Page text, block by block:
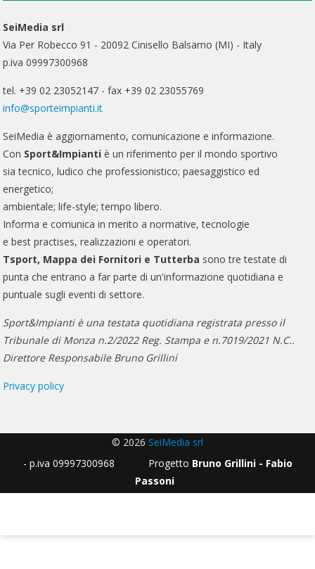
SeiMedia srl
Via Per Robecco 91 - 20092 Cinisello Balsamo (MI) - Italy
p.iva 09997300968
tel. +39 02 23052147 - fax +39 02 23055769
info@sporteimpianti.it
SeiMedia è aggiornamento, comunicazione e informazione.
Con Sport&Impianti è un riferimento per il mondo sportivo
sia tecnico, ludico che professionistico; paesaggistico ed
energetico;
ambientale; life-style; tempo libero.
Informa e comunica in merito a normative, tecnologie
e best practises, realizzazioni e operatori.
Tsport, Mappa dei Fornitori e Tutterba sono tre testate di
punta che entrano a far parte di un'informazione quotidiana e
puntuale sugli eventi di settore.
Sport&Impianti è una testata quotidiana registrata presso il
Tribunale di Monza n.2/2022 Reg. Stampa e n.7019/2021 N.C..
Direttore Responsabile Bruno Grillini
Privacy policy
© 2026 SeiMedia srl
- p.iva 09997300968 Progetto Bruno Grillini - Fabio
Passoni